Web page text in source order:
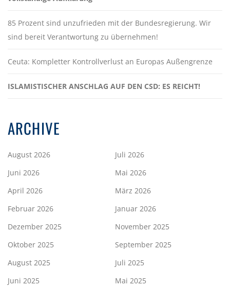
85 Prozent sind unzufrieden mit der Bundesregierung. Wir
sind bereit Verantwortung zu übernehmen!
Ceuta: Kompletter Kontrollverlust an Europas Außengrenze
ISLAMISTISCHER ANSCHLAG AUF DEN CSD: ES REICHT!
ARCHIVE
August 2026
Juli 2026
Juni 2026
Mai 2026
April 2026
März 2026
Februar 2026
Januar 2026
Dezember 2025
November 2025
Oktober 2025
September 2025
August 2025
Juli 2025
Juni 2025
Mai 2025